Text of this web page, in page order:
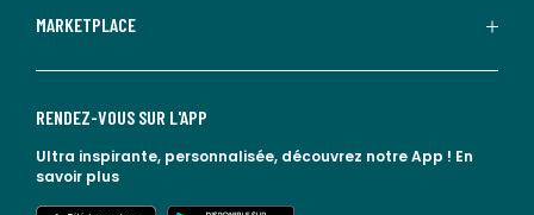
MARKETPLACE
RENDEZ-VOUS SUR L'APP
Ultra inspirante, personnalisée, découvrez notre App ! En
savoir plus
lien vers l'app store
lien vers google play